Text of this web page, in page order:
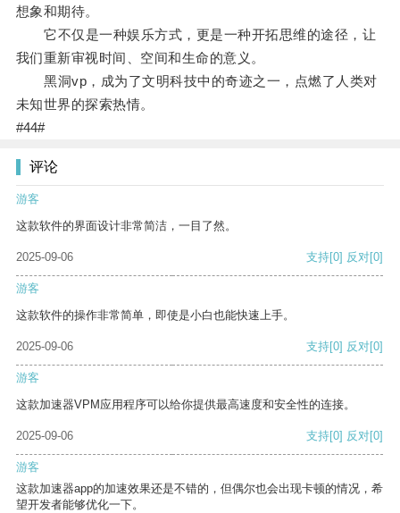
想象和期待。
它不仅是一种娱乐方式，更是一种开拓思维的途径，让
我们重新审视时间、空间和生命的意义。
黑洞vp，成为了文明科技中的奇迹之一，点燃了人类对
未知世界的探索热情。
#44#
评论
游客
这款软件的界面设计非常简洁，一目了然。
2025-09-06 支持[0] 反对[0]
游客
这款软件的操作非常简单，即使是小白也能快速上手。
2025-09-06 支持[0] 反对[0]
游客
这款加速器VPM应用程序可以给你提供最高速度和安全性的连接。
2025-09-06 支持[0] 反对[0]
游客
这款加速器app的加速效果还是不错的，但偶尔也会出现卡顿的情况，希
望开发者能够优化一下。